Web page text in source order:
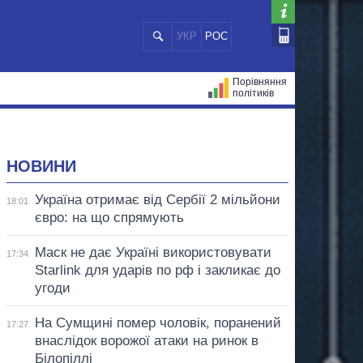
УКР РОС
Порівняння
політиків
НОВИНИ
18:01
Україна отримає від Сербії 2 мільйони
євро: на що спрямують
17:34
Маск не дає Україні використовувати
Starlink для ударів по рф і закликає до
угоди
17:27
На Сумщині помер чоловік, поранений
внаслідок ворожої атаки на ринок в
Білопіллі